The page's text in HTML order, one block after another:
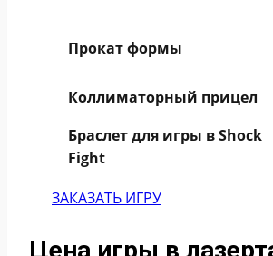
Прокат формы
Коллиматорный прицел
Браслет для игры в Shock
Fight
ЗАКАЗАТЬ ИГРУ
Цена игры в